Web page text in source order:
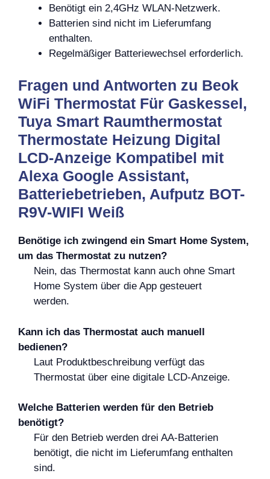
Benötigt ein 2,4GHz WLAN-Netzwerk.
Batterien sind nicht im Lieferumfang
enthalten.
Regelmäßiger Batteriewechsel erforderlich.
Fragen und Antworten zu Beok
WiFi Thermostat Für Gaskessel,
Tuya Smart Raumthermostat
Thermostate Heizung Digital
LCD-Anzeige Kompatibel mit
Alexa Google Assistant,
Batteriebetrieben, Aufputz BOT-
R9V-WIFI Weiß
Benötige ich zwingend ein Smart Home System,
um das Thermostat zu nutzen?
Nein, das Thermostat kann auch ohne Smart
Home System über die App gesteuert
werden.
Kann ich das Thermostat auch manuell
bedienen?
Laut Produktbeschreibung verfügt das
Thermostat über eine digitale LCD-Anzeige.
Welche Batterien werden für den Betrieb
benötigt?
Für den Betrieb werden drei AA-Batterien
benötigt, die nicht im Lieferumfang enthalten
sind.